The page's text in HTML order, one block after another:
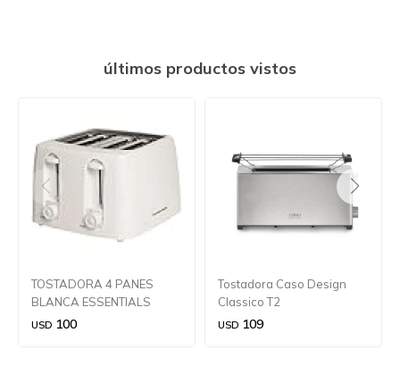
últimos productos vistos
TOSTADORA 4 PANES
BLANCA ESSENTIALS
USD 100
Tostadora Caso Design
Classico T2
USD 109